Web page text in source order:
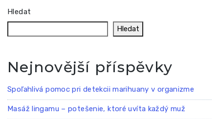
Hledat
Hledat
Nejnovější příspěvky
Spoľahlivá pomoc pri detekcii marihuany v organizme
Masáž lingamu – potešenie, ktoré uvíta každý muž